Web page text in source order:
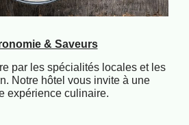
& Saveurs
par les spécialités locales et les
Notre hôtel vous invite à une
expérience culinaire.